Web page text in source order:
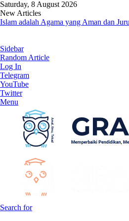
Saturday, 8 August 2026
New Articles
Islam adalah Agama yang Aman dan
Sidebar
Random Article
Log In
Telegram
YouTube
Twitter
Menu
Search for